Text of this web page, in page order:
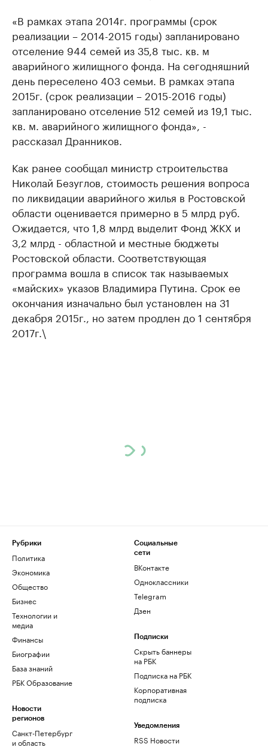
«В рамках этапа 2014г. программы (срок
реализации – 2014-2015 годы) запланировано
отселение 944 семей из 35,8 тыс. кв. м
аварийного жилищного фонда. На сегодняшний
день переселено 403 семьи. В рамках этапа
2015г. (срок реализации – 2015-2016 годы)
запланировано отселение 512 семей из 19,1 тыс.
кв. м. аварийного жилищного фонда», -
рассказал Дранников.
Как ранее сообщал министр строительства
Николай Безуглов, стоимость решения вопроса
по ликвидации аварийного жилья в Ростовской
области оценивается примерно в 5 млрд руб.
Ожидается, что 1,8 млрд выделит Фонд ЖКХ и
3,2 млрд - областной и местные бюджеты
Ростовской области. Соответствующая
программа вошла в список так называемых
«майских» указов Владимира Путина. Срок ее
окончания изначально был установлен на 31
декабря 2015г., но затем продлен до 1 сентября
2017г.\
Рубрики
Политика
Экономика
Общество
Бизнес
Технологии и
медиа
Финансы
Биографии
База знаний
РБК Образование
Новости
регионов
Санкт-Петербург
и область
Социальные
сети
ВКонтакте
Одноклассники
Telegram
Дзен
Подписки
Скрыть баннеры
на РБК
Подписка на РБК
Корпоративная
подписка
Уведомления
RSS Новости